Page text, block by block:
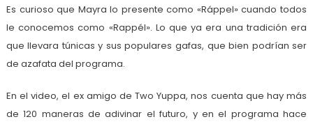
Es curioso que Mayra lo presente como «Ráppel» cuando todos
le conocemos como «Rappél». Lo que ya era una tradición era
que llevara túnicas y sus populares gafas, que bien podrían ser
de azafata del programa.
En el video, el ex amigo de Two Yuppa, nos cuenta que hay más
de 120 maneras de adivinar el futuro, y en el programa hace